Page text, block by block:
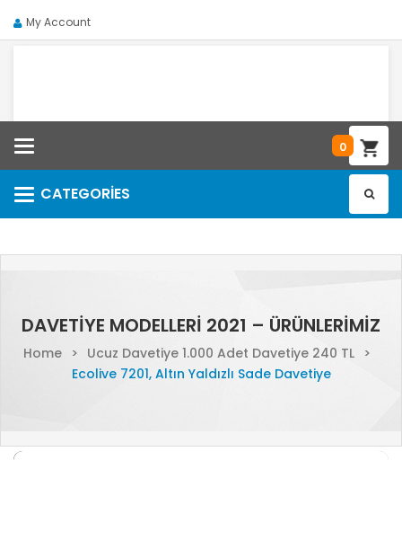
My Account
0
CATEGORIES
Categories
DAVETIYE MODELLERI 2021 – ÜRÜNLERIMIZ
Home > Ucuz Davetiye 1.000 Adet Davetiye 240 TL
>
Ecolive 7201, Altın Yaldızlı Sade Davetiye